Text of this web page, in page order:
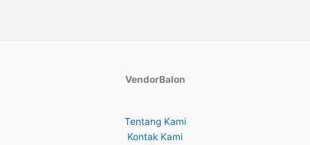
VendorBalon
Tentang Kami
Kontak Kami